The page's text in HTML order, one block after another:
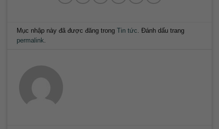
Mục nhập này đã được đăng trongTin tức . Đánh dấu trang
permalink